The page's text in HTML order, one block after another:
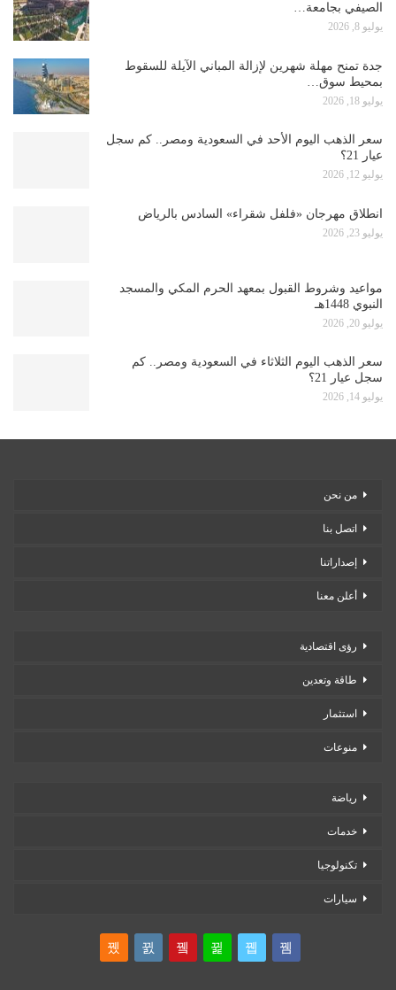
الصيفي بجامعة…
يوليو 8, 2026
جدة تمنح مهلة شهرين لإزالة المباني الآيلة للسقوط
بمحيط سوق…
يوليو 18, 2026
سعر الذهب اليوم الأحد في السعودية ومصر.. كم سجل
عيار 21؟
يوليو 12, 2026
انطلاق مهرجان «فلفل شقراء» السادس بالرياض
يوليو 23, 2026
مواعيد وشروط القبول بمعهد الحرم المكي والمسجد
النبوي 1448هـ
يوليو 20, 2026
سعر الذهب اليوم الثلاثاء في السعودية ومصر.. كم
سجل عيار 21؟
يوليو 14, 2026
من نحن
اتصل بنا
إصداراتنا
أعلن معنا
رؤى اقتصادية
طاقة وتعدين
استثمار
منوعات
رياضة
خدمات
تكنولوجيا
سيارات